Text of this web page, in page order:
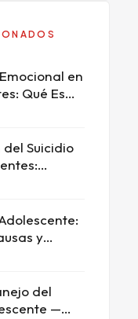
en
Qué Es
No
Suicidio
Actuar
y
en Doral
del
—